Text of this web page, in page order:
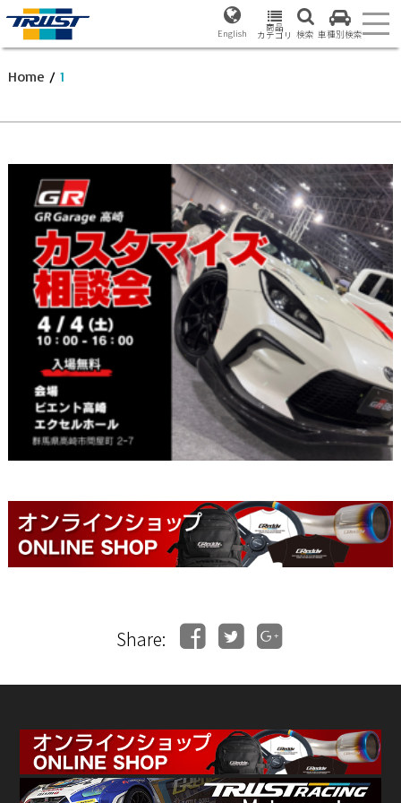
English 商品
カテゴリ 検索 車種別検索
Home / 1
Share: